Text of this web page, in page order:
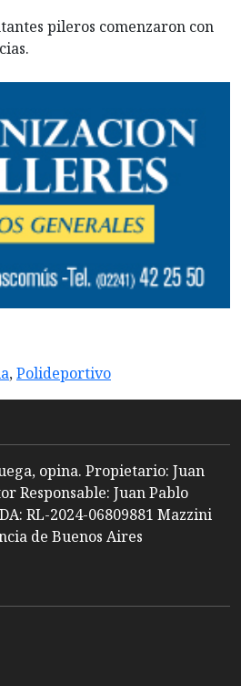
pileros comenzaron con
,Polideportivo
opina. Propietario: Juan
Responsable: Juan Pablo
RL-2024-06809881 Mazzini
de Buenos Aires